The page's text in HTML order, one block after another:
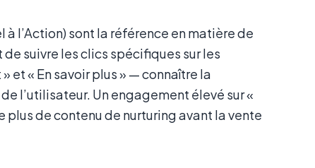
l’Action) sont la référence en matière de
suivre les clics spécifiques sur les
et « En savoir plus » — connaître la
l’utilisateur. Un engagement élevé sur «
plus de contenu de nurturing avant la vente